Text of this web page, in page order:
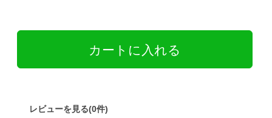
レビューを見る(0件)